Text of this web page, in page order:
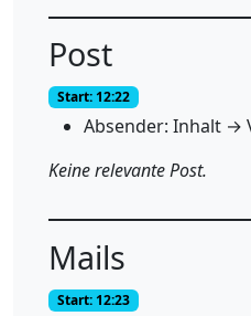
Post
Start: 12:22
Absender: Inhalt →
Keine relevante Post.
Mails
Start: 12:23